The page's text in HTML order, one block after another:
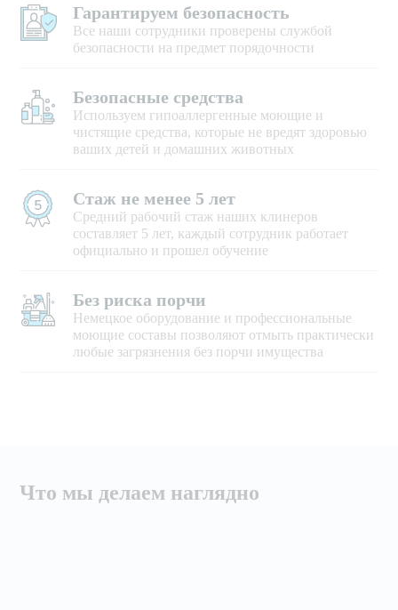
Гарантируем безопасность
Все наши сотрудники проверены службой
безопасности на предмет порядочности
Безопасные средства
Используем гипоаллергенные моющие и
чистящие средства, которые не вредят здоровью
ваших детей и домашних животных
Стаж не менее 5 лет
Средний рабочий стаж наших клинеров
составляет 5 лет, каждый сотрудник работает
официально и прошел обучение
Без риска порчи
Немецкое оборудование и профессиональные
моющие составы позволяют отмыть практически
любые загрязнения без порчи имущества
Что мы делаем наглядно